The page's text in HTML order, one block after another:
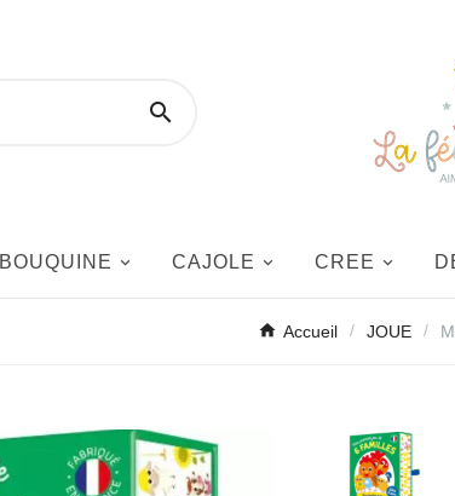

BOUQUINE CAJOLE CREE
Accueil JOUE